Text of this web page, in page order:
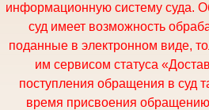
информационную систему суда.
суд имеет возможность
поданные в электронном виде,
им сервисом статуса
поступления обращения в суд
время присвоения обращению